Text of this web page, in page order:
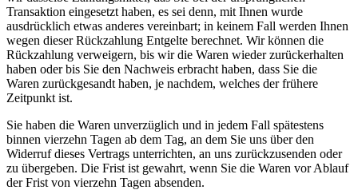
Transaktion eingesetzt haben, es sei denn, mit Ihnen wurde
ausdrücklich etwas anderes vereinbart; in keinem Fall werden Ihnen
wegen dieser Rückzahlung Entgelte berechnet. Wir können die
Rückzahlung verweigern, bis wir die Waren wieder zurückerhalten
haben oder bis Sie den Nachweis erbracht haben, dass Sie die
Waren zurückgesandt haben, je nachdem, welches der frühere
Zeitpunkt ist.
Sie haben die Waren unverzüglich und in jedem Fall spätestens
binnen vierzehn Tagen ab dem Tag, an dem Sie uns über den
Widerruf dieses Vertrags unterrichten, an uns zurückzusenden oder
zu übergeben. Die Frist ist gewahrt, wenn Sie die Waren vor Ablauf
der Frist von vierzehn Tagen absenden.